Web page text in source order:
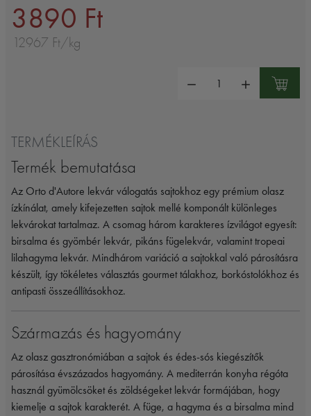
3890 Ft
12967 Ft/kg
TERMÉKLEÍRÁS
Termék bemutatása
Az Orto d'Autore lekvár válogatás sajtokhoz egy prémium olasz
ízkínálat, amely kifejezetten sajtok mellé komponált különleges
lekvárokat tartalmaz. A csomag három karakteres ízvilágot egyesít:
birsalma és gyömbér lekvár, pikáns fügelekvár, valamint tropeai
lilahagyma lekvár. Mindhárom variáció a sajtokkal való párosításra
készült, így tökéletes választás gourmet tálakhoz, borkóstolókhoz és
antipasti összeállításokhoz.
Származás és hagyomány
Az olasz gasztronómiában a sajtok és édes-sós kiegészítők
párosítása évszázados hagyomány. A mediterrán konyha régóta
használ gyümölcsöket és zöldségeket lekvár formájában, hogy
kiemelje a sajtok karakterét. A füge, a hagyma és a birsalma mind